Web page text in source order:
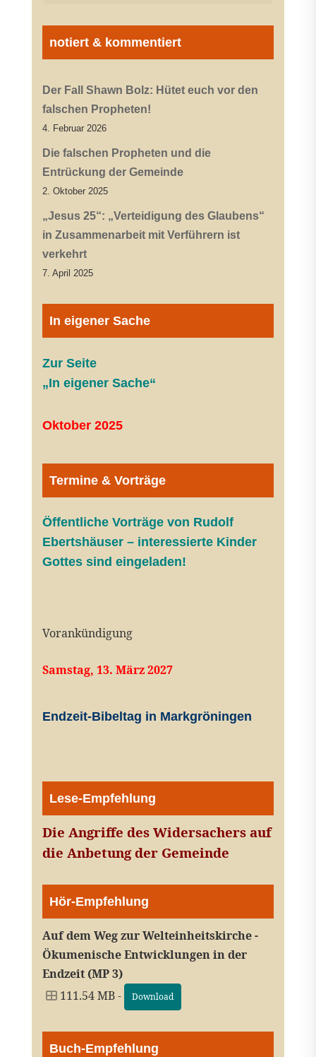
notiert & kommentiert
Der Fall Shawn Bolz: Hütet euch vor den
falschen Propheten!
4. Februar 2026
Die falschen Propheten und die
Entrückung der Gemeinde
2. Oktober 2025
„Jesus 25“: „Verteidigung des Glaubens“
in Zusammenarbeit mit Verführern ist
verkehrt
7. April 2025
In eigener Sache
Zur Seite
„In eigener Sache“
Oktober 2025
Termine & Vorträge
Öffentliche Vorträge von Rudolf
Ebertshäuser – interessierte Kinder
Gottes sind eingeladen!
Vorankündigung
Samstag, 13. März 2027
Endzeit-Bibeltag in Markgröningen
Lese-Empfehlung
Die Angriffe des Widersachers auf
die Anbetung der Gemeinde
Hör-Empfehlung
Auf dem Weg zur Welteinheitskirche -
Ökumenische Entwicklungen in der
Endzeit (MP 3)
111.54 MB -
Download
Buch-Empfehlung